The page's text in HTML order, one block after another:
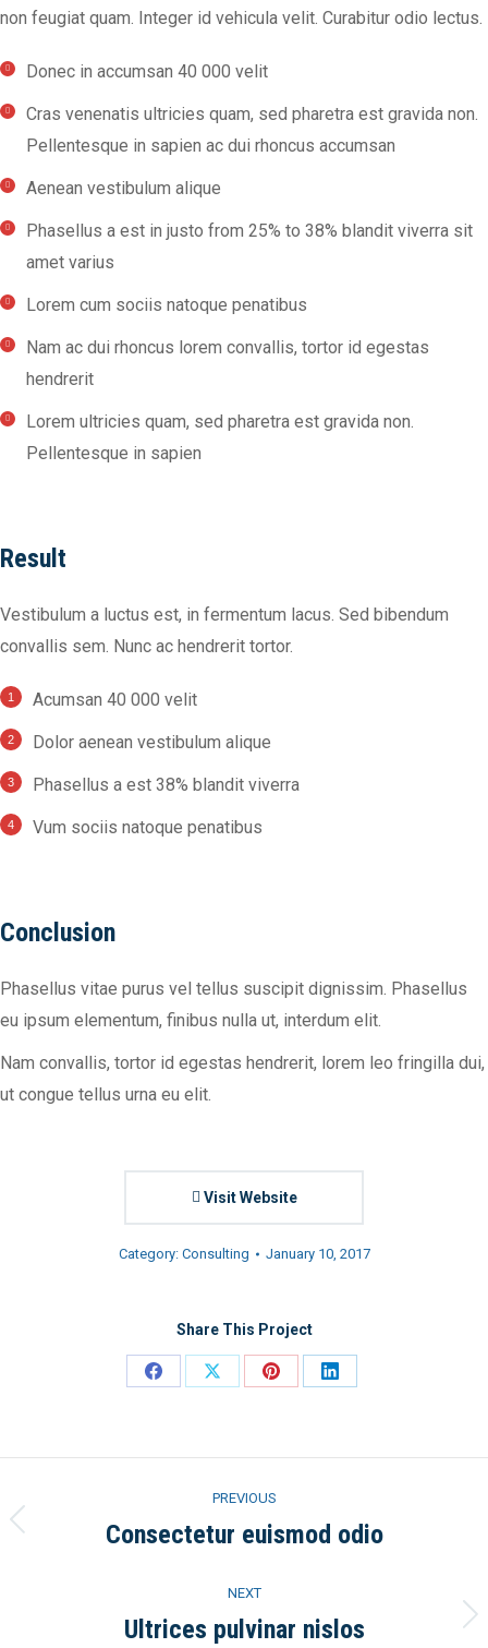
non feugiat quam. Integer id vehicula velit. Curabitur odio lectus.
Donec in accumsan 40 000 velit
Cras venenatis ultricies quam, sed pharetra est gravida non.
Pellentesque in sapien ac dui rhoncus accumsan
Aenean vestibulum alique
Phasellus a est in justo from 25% to 38% blandit viverra sit
amet varius
Lorem cum sociis natoque penatibus
Nam ac dui rhoncus lorem convallis, tortor id egestas
hendrerit
Lorem ultricies quam, sed pharetra est gravida non.
Pellentesque in sapien
Result
Vestibulum a luctus est, in fermentum lacus. Sed bibendum
convallis sem. Nunc ac hendrerit tortor.
Acumsan 40 000 velit
Dolor aenean vestibulum alique
Phasellus a est 38% blandit viverra
Vum sociis natoque penatibus
Conclusion
Phasellus vitae purus vel tellus suscipit dignissim. Phasellus
eu ipsum elementum, finibus nulla ut, interdum elit.
Nam convallis, tortor id egestas hendrerit, lorem leo fringilla dui,
ut congue tellus urna eu elit.
Visit Website
Category: Consulting January 10, 2017
Share This Project
Share
Share
Share
Share
navigation
PREVIOUS
Previous
Consectetur euismod odio
NEXT
Next
Ultrices pulvinar nislos